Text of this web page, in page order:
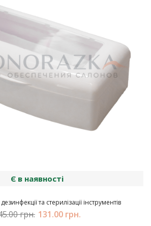
Є в наявності
та стерилізації інструментів
грн. 131.00 грн.